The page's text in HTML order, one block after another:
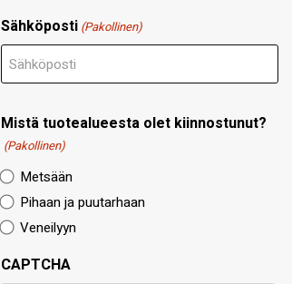
Sähköposti (Pakollinen)
Mistä tuotealueesta olet kiinnostunut?
(Pakollinen)
Metsään
Pihaan ja puutarhaan
Veneilyyn
CAPTCHA